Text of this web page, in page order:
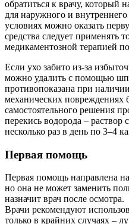
обратиться к врачу, который
для наружного и
условиях можно оказать
средства следует применять
медикаментозной терапией
Если ухо забито из-за
можно удалить с помощью
противопоказана при
механических повреждениях
самостоятельного решения
перекись водорода – раствор
несколько раз в день по 3–4
Первая помощь
Первая помощь направлена
но она не может заменить
назначит врач после осмотра.
Врачи рекомендуют
только в крайних случаях –